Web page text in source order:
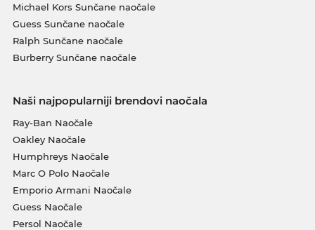
Michael Kors Sunčane naočale
Guess Sunčane naočale
Ralph Sunčane naočale
Burberry Sunčane naočale
Naši najpopularniji brendovi naočala
Ray-Ban Naočale
Oakley Naočale
Humphreys Naočale
Marc O Polo Naočale
Emporio Armani Naočale
Guess Naočale
Persol Naočale